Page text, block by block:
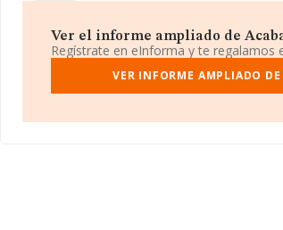
se encuentra en Calle Taula Del Rei núm.
Comunidad Valenciana.
En relación con el sector y disponiendo de
nacional la facturación alcanza la cifra de
Valencia, en la base de datos INFORMA
Ver el informe ampliado de
Regístrate en eInforma y te regalamos
VER INFORME AMPLIADO